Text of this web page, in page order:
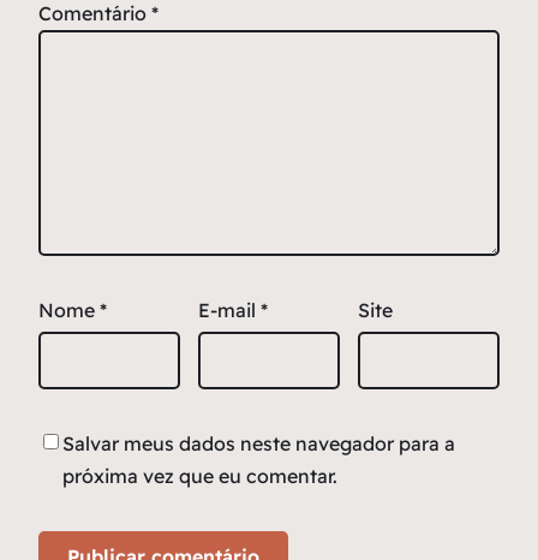
Comentário *
Nome * E-mail * Site
Salvar meus dados neste navegador para a
próxima vez que eu comentar.